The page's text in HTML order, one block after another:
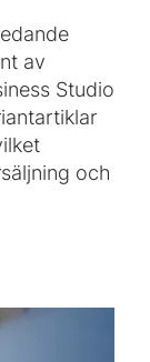
av
Studio
och